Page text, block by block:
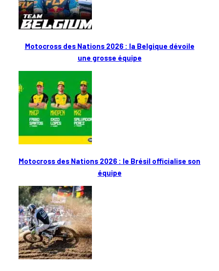
Motocross des Nations 2026 : la Belgique dévoile
une grosse équipe
Motocross des Nations 2026 : le Brésil officialise son
équipe